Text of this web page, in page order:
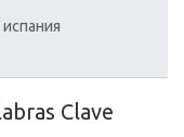
испания
Clave